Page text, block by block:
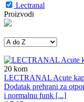
Lectranal
Proizvodi
20 kom
LECTRANAL Acute
Dodatak prehrani za
i normalnu funk [...]